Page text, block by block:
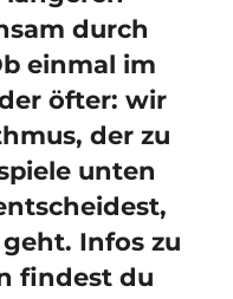
durch
einmal im
öfter: wir
der zu
unten
Infos zu
findest du